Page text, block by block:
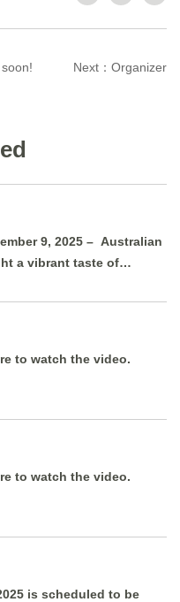
Next： Organizer
9, 2025 – Australian
a vibrant taste of
to watch the video.
to watch the video.
is scheduled to be